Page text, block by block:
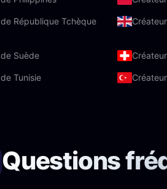
République Tchèque
Suède
Tunisie
Questions